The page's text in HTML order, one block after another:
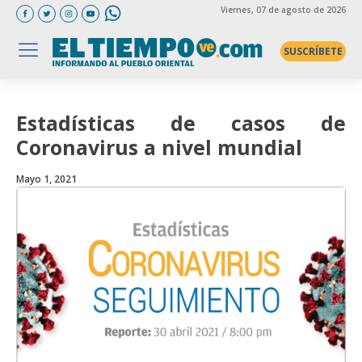
Viernes, 07 de agosto de 2026
SUSCRÍBETE
Estadísticas de casos de
Coronavirus a nivel mundial
Mayo 1, 2021